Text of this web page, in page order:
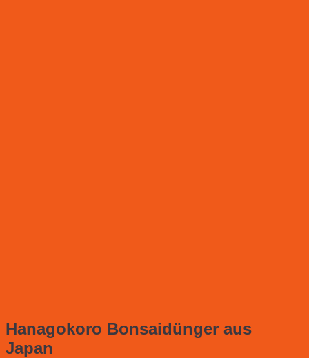
Hanagokoro Bonsaidünger aus
Japan